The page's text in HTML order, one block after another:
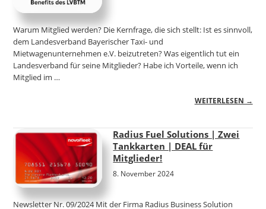
Warum Mitglied werden? Die Kernfrage, die sich stellt: Ist es sinnvoll,
dem Landesverband Bayerischer Taxi- und
Mietwagenunternehmen e.V. beizutreten? Was eigentlich tut ein
Landesverband für seine Mitglieder? Habe ich Vorteile, wenn ich
Mitglied im …
WEITERLESEN →
Radius Fuel Solutions | Zwei
Tankkarten | DEAL für
Mitglieder!
8. November 2024
Newsletter Nr. 09/2024 Mit der Firma Radius Business Solution